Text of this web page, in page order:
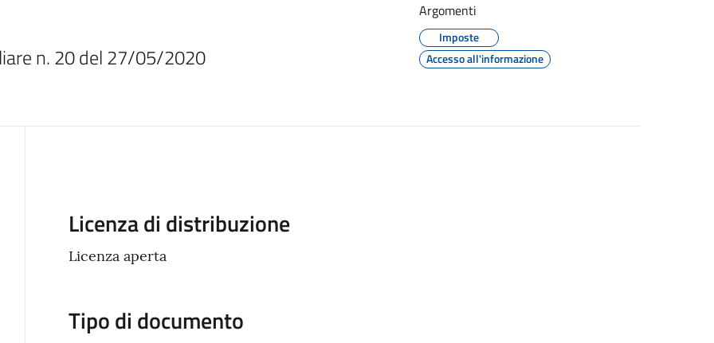
n. 20 del 27/05/2020
Argomenti
Imposte
Accesso all'informazione
Descrizione
Licenza di distribuzione
Licenza aperta
Tipo di documento